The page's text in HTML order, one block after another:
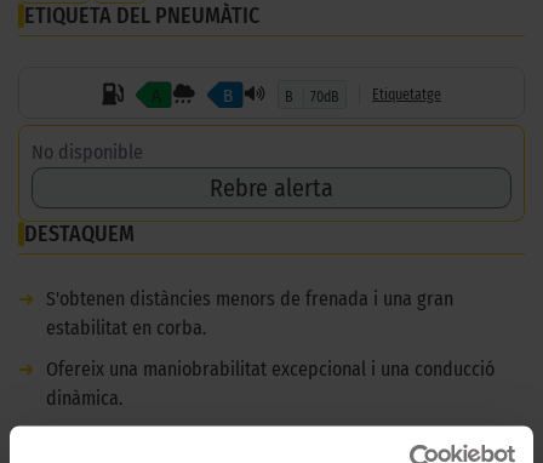
ETIQUETA DEL PNEUMÀTIC
A B B 70dB Etiquetatge
No disponible
Rebre alerta
DESTAQUEM
➜
S'obtenen distàncies menors de frenada i una gran
estabilitat en corba.
➜
Ofereix una maniobrabilitat excepcional i una conducció
dinàmica.
Proporciona una resistència baixa a la banda de rodament i